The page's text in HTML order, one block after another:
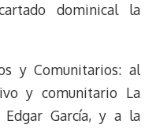
dominical la
y Comunitarios: al
y comunitario La
García, y a la